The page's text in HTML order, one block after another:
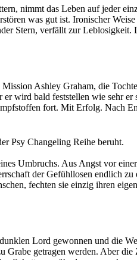
Glaube an das Gute wie ein
in der Lage diese Welt
nimmt das Leben auf jeder
was gut ist. Ironischer
Stern, verfällt zur
zu erretten. Doch dafür
Ashley Graham, die
wird bald feststellen wie sehr
fort. Mit Erfolg. Nach
zwei Tagen bricht der Kontakt
dieser Stadt in den Arklay
Psy Changeling Reihe beruht.
Umbruchs. Aus Angst vor
der Gefühllosen endlich
fechten sie einzig ihren
Leidenschaft?
Lord gewonnen und die
getragen werden. Aber